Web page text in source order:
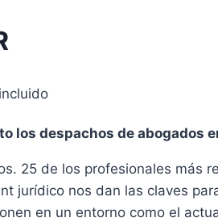
€.
los despachos de abogados
25 de los profesionales más
jurídico nos dan las claves
en un entorno como el